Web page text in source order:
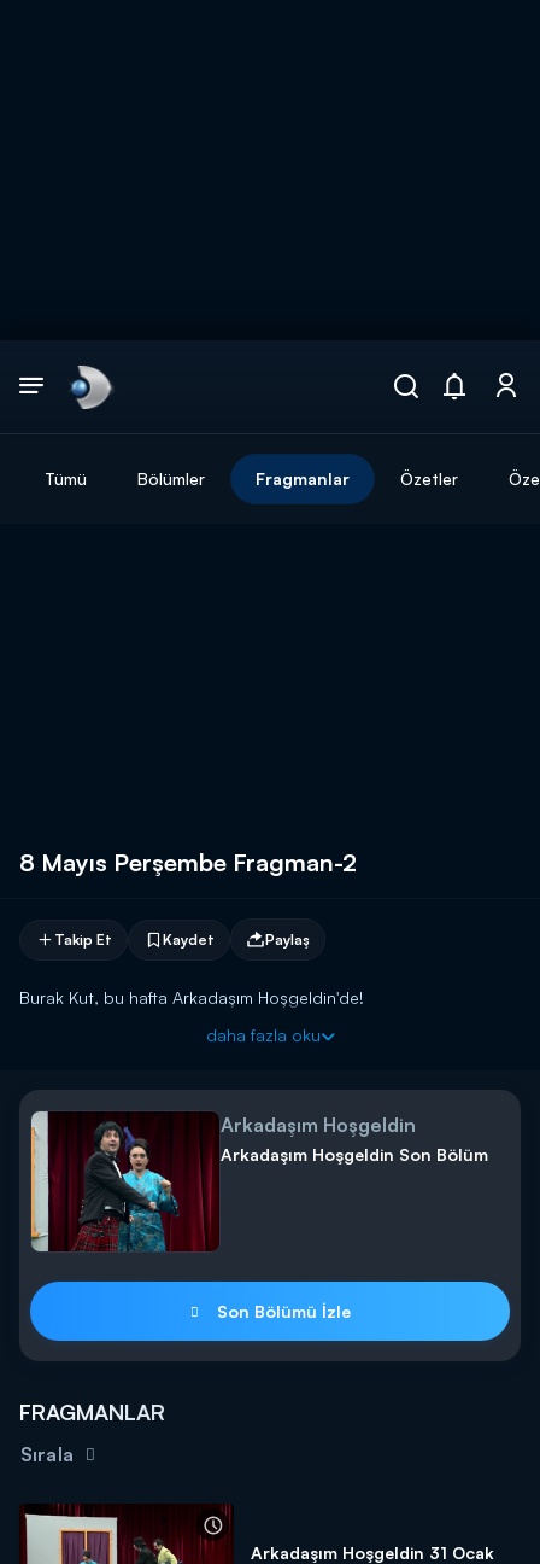
Tümü Bölümler Fragmanlar Özetler
8 Mayıs Perşembe Fragman-2
Takip Et Kaydet Paylaş
Burak Kut, bu hafta Arkadaşım Hoşgeldin'de!
daha fazla oku
Arkadaşım Hoşgeldin
Arkadaşım Hoşgeldin Son Bölüm
Son Bölümü İzle
FRAGMANLAR
Sırala
Arkadaşım Hoşgeldin 31 Ocak